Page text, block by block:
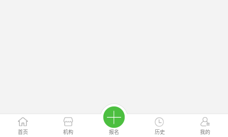
首页 机构 报名 历史 我的